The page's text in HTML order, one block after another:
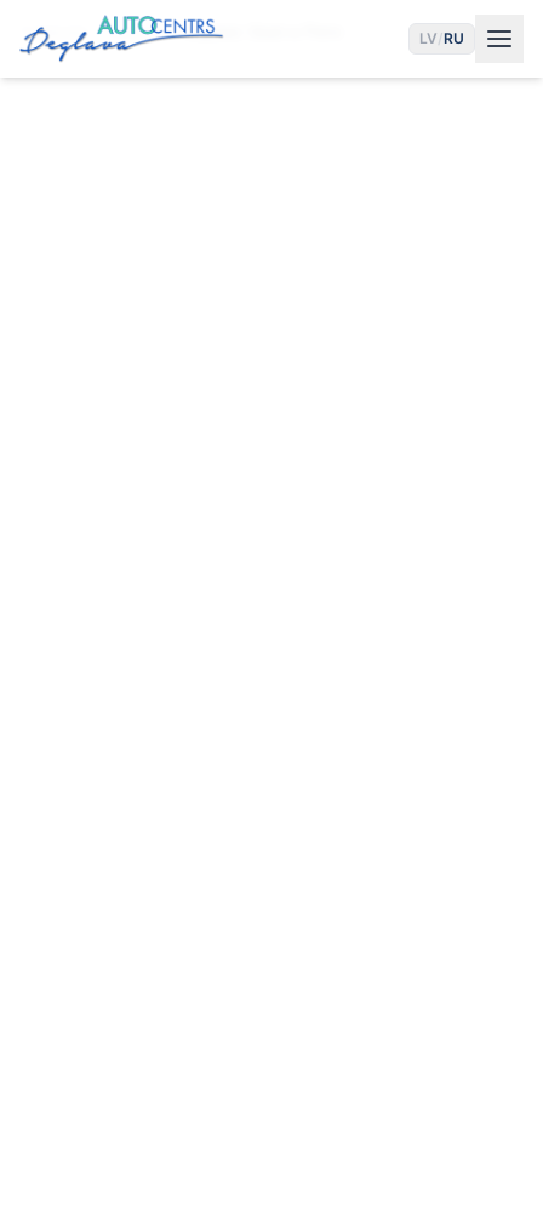
LV/RU
Главная Услуги Сервис Seat в Риге